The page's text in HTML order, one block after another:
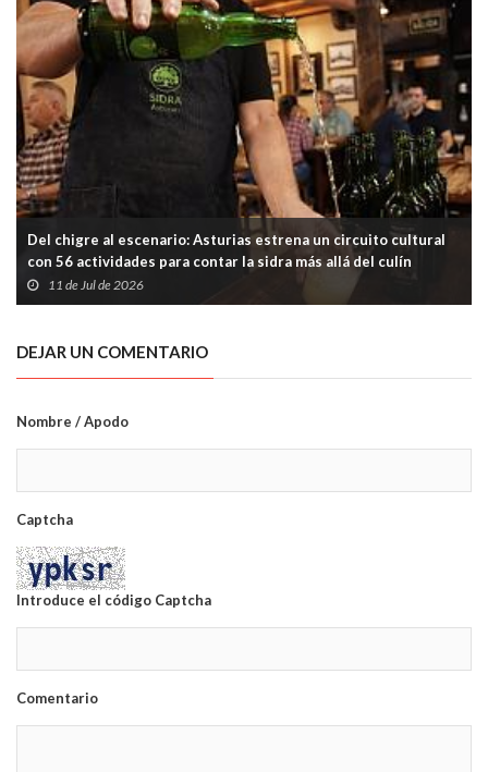
Del chigre al escenario: Asturias estrena un circuito cultural
con 56 actividades para contar la sidra más allá del culín
11 de Jul de 2026
DEJAR UN COMENTARIO
Nombre / Apodo
Captcha
Introduce el código Captcha
Comentario